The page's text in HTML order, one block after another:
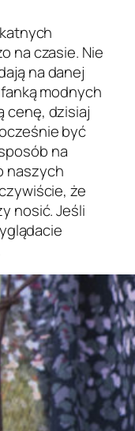
na czasie. Nie
na danej
modnych
cenę, dzisiaj
być
na
naszych
że
nosić. Jeśli